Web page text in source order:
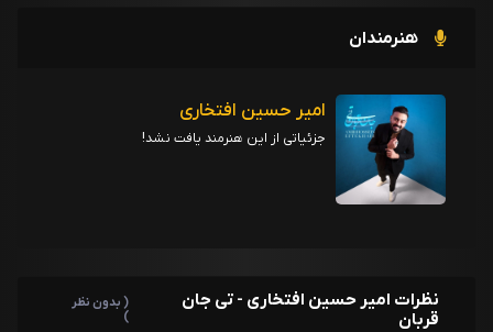
هنرمندان
امیر حسین افتخاری
جزئیاتی از این هنرمند یافت نشد!
نظرات امیر حسین افتخاری - تی جان
قربان
( بدون نظر
)